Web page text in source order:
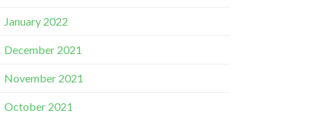
January 2022
December 2021
November 2021
October 2021